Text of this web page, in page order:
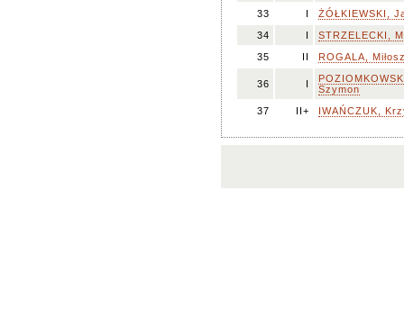
33
I
ŻÓŁKIEWSKI,
34
I
STRZELECKI,
35
II ROGALA,
36 I
Szymon
37
II+ IWAŃCZUK,